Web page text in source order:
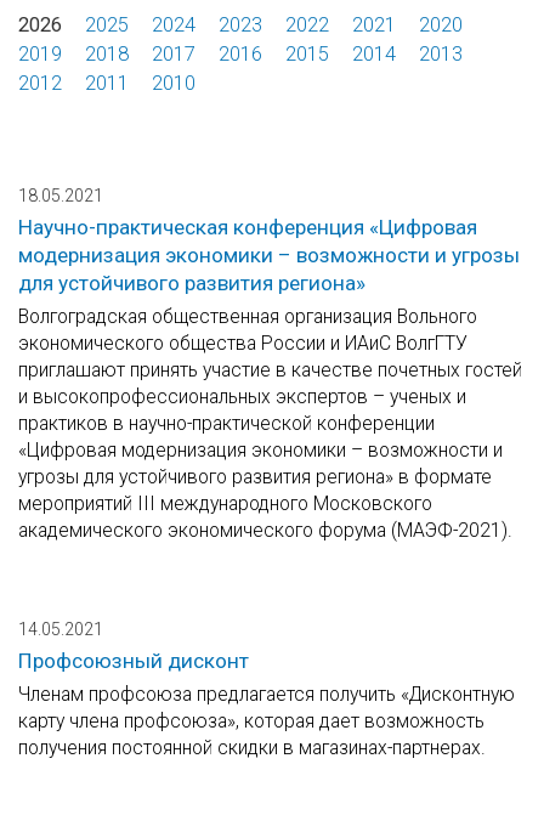
2026 2025 2024 2023 2022 2021
2020
2019
2018 2017 2016 2015 2014
2013
2012
2011 2010
18.05.2021
Научно-практическая конференция «Цифровая
модернизация экономики – возможности и угрозы
для устойчивого развития региона»
Волгоградская общественная организация Вольного
экономического общества России и ИАиС ВолгГТУ
приглашают принять участие в качестве почетных гостей
и высокопрофессиональных экспертов – ученых и
практиков в научно-практической конференции
«Цифровая модернизация экономики – возможности и
угрозы для устойчивого развития региона» в формате
мероприятий III международного Московского
академического экономического форума (МАЭФ-2021).
14.05.2021
Профсоюзный дисконт
Членам профсоюза предлагается получить «Дисконтную
карту члена профсоюза», которая дает возможность
получения постоянной скидки в магазинах-партнерах.